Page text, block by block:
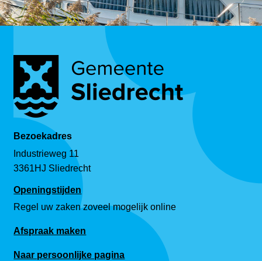
Bezoekadres
Industrieweg 11
3361HJ Sliedrecht
Openingstijden
Regel uw zaken zoveel mogelijk online
Afspraak maken
Naar persoonlijke pagina